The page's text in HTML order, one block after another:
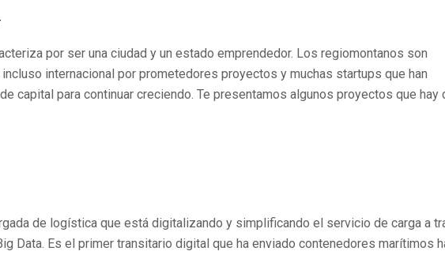
por ser una ciudad y un estado emprendedor. Los regiomontanos son
internacional por prometedores proyectos y muchas startups que han
capital para continuar creciendo. Te presentamos algunos proyectos que hay
de logística que está digitalizando y simplificando el servicio de carga a
Data. Es el primer transitario digital que ha enviado contenedores marítimos